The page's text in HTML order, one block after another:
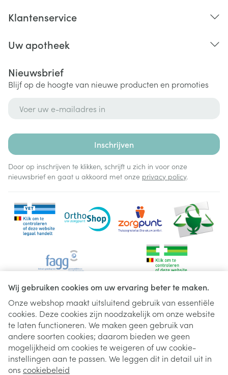
Wij gebruiken cookies om uw ervaring beter te maken.
Onze webshop maakt uitsluitend gebruik van essentiële
cookies. Deze cookies zijn noodzakelijk om onze website
te laten functioneren. We maken geen gebruik van
andere soorten cookies; daarom bieden we geen
mogelijkheid om cookies te weigeren of uw cookie-
instellingen aan te passen. We leggen dit in detail uit in
ons cookiebeleid
Klantenservice
Uw apotheek
Nieuwsbrief
Blijf op de hoogte van nieuwe producten en promoties
Inschrijven
Door op inschrijven te klikken, schrijft u zich in voor onze
nieuwsbrief en gaat u akkoord met onze privacy policy.
Juridische links